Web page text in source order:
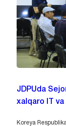
JDPUda
xalqaro IT
Koreya